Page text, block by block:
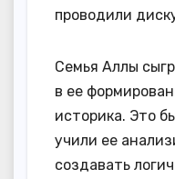
проводили
Семья Аллы
в ее
историка. Это
учили ее
создавать